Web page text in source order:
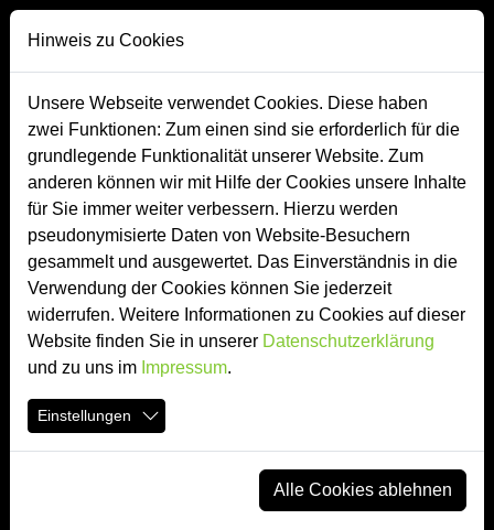
Direkt zur Hauptnavigation springen
Direkt zum Inhalt springen
Zur Unternavigation springen
Bekleidung
Hinweis zu Cookies
Unsere Webseite verwendet Cookies. Diese haben
zwei Funktionen: Zum einen sind sie erforderlich für die
grundlegende Funktionalität unserer Website. Zum
anderen können wir mit Hilfe der Cookies unsere Inhalte
für Sie immer weiter verbessern. Hierzu werden
pseudonymisierte Daten von Website-Besuchern
gesammelt und ausgewertet. Das Einverständnis in die
Verwendung der Cookies können Sie jederzeit
widerrufen. Weitere Informationen zu Cookies auf dieser
Website finden Sie in unserer Datenschutzerklärung
und zu uns im Impressum.
Einstellungen
Alle Cookies ablehnen